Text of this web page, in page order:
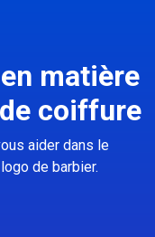
matière
coiffure
aider dans le
de barbier.